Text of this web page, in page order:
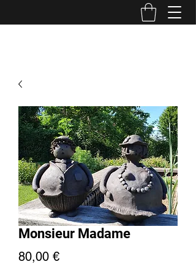
Monsieur Madame
80,00 €Prix